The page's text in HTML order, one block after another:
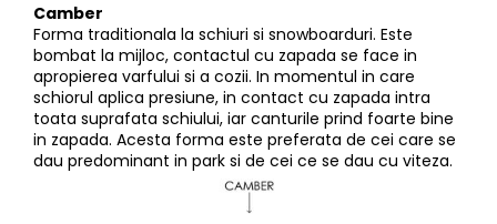
Camber
Forma traditionala la schiuri si snowboarduri. Este
bombat la mijloc, contactul cu zapada se face in
apropierea varfului si a cozii. In momentul in care
schiorul aplica presiune, in contact cu zapada intra
toata suprafata schiului, iar canturile prind foarte bine
in zapada. Acesta forma este preferata de cei care se
dau predominant in park si de cei ce se dau cu viteza.